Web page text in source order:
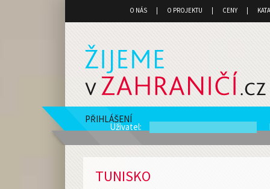
O NÁS O PROJEKTU CENY
PŘIHLÁŠENÍ
Uživatel:
TUNISKO